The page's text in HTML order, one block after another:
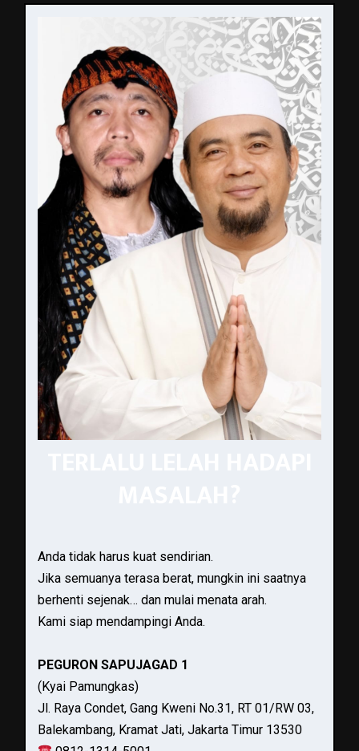
Anda tidak harus kuat sendirian.
Jika semuanya terasa berat, mungkin ini saatnya
berhenti sejenak… dan mulai menata arah.
Kami siap mendampingi Anda.
PEGURON SAPUJAGAD 1
(Kyai Pamungkas)
Jl. Raya Condet, Gang Kweni No.31, RT 01/RW 03,
Balekambang, Kramat Jati, Jakarta Timur 13530